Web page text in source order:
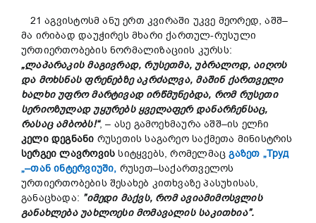
21 აგვისტოსმ ანუ ერთ კვირაში უკვე მეორედ, აშშ–
მა ირიბად დაუჭირეს მხარი ქართულ-რუსული
ურთიერთობების ნორმალიზაციის კურსს:
„ლაპარაკის მაგივრად, რუსეთმა,უბრალოდ, აიღოს
და მოხსნას ფრენებზე აკრძალვა, მაშინ ქართველი
ხალხი უფრო მარტივად ირწმუნებდა, რომ რუსეთი
სერიოზულად უყურებს ყველაფერ დანარჩენსაც,
რასაც ამბობს!“, – ასე გამოეხმაურა აშშ–ის ელჩი
კელი დეგნანი რუსეთის საგარეო საქმეთა მინისტრის
სერგეი ლავროვის სიტყვებს, რომელმაცგაზეთ „Труд
„–თან ინტერვიუში, რუსეთ–საქართველოს
ურთიერთობების შესახებ კითხვაზე პასუხისას,
განაცხადა: ”იმედი მაქვს, რომ ავიამიმოსვლის
განახლება უახლოესი მომავალის საკითხია”.